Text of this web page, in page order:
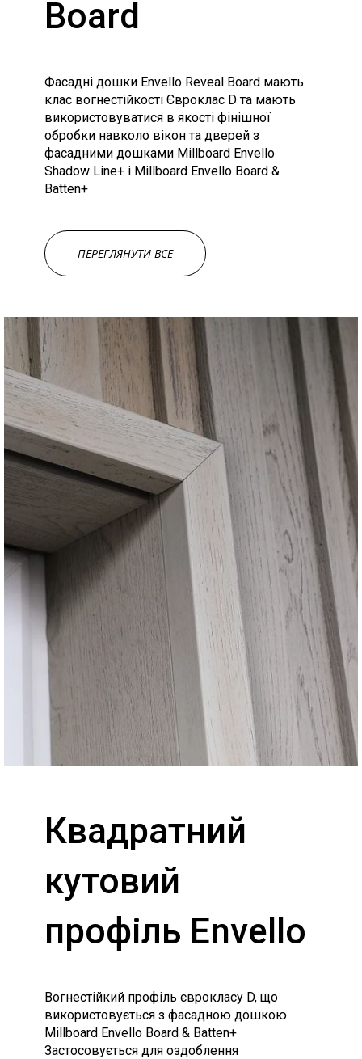
Board
Фасадні дошки Envello Reveal Board мають
клас вогнестійкості Євроклас D та мають
використовуватися в якості фінішної
обробки навколо вікон та дверей з
фасадними дошками Millboard Envello
Shadow Line+ і Millboard Envello Board &
Batten+
ПЕРЕГЛЯНУТИ ВСЕ
Квадратний
кутовий
профіль Envello
Вогнестійкий профіль єврокласу D, що
використовується з фасадною дошкою
Millboard Envello Board & Batten+
Застосовується для оздоблення